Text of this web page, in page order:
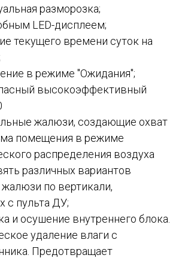
разморозка;
LED-дисплеем;
текущего времени суток на
в режиме "Ожидания";
высокоэффективный
жалюзи, создающие охват
помещения в режиме
распределения воздуха
различных вариантов
по вертикали,
с пульта ДУ;
и осушение внутреннего блока.
удаление влаги с
Предотвращает